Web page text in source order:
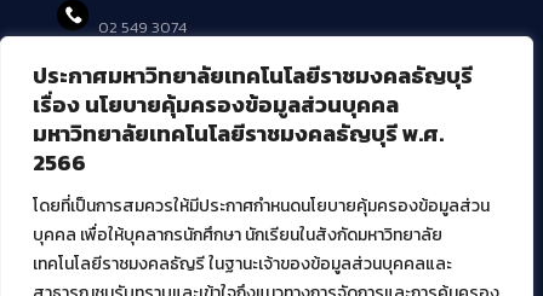
ประกาศมหาวิทยาลัยเทคโนโลยีราชมงคลธัญบุรี
เรื่อง นโยบายคุ้มครองข้อมูลส่วนบุคคล
มหาวิทยาลัยเทคโนโลยีราชมงคลธัญบุรี พ.ศ.
2566
โดยที่เป็นการสมควรให้มีประกาศกำหนดนโยบายคุ้มครองข้อมูลส่วน
บุคคล เพื่อให้บุคลากรนักศึกษา นักเรียนในสังกัดมหาวิทยาลัย
เทคโนโลยีราชมงคลธัญรี ในฐานะเจ้าของข้อมูลส่วนบุคคลและ
02 549 3074
บริการอื่นๆ ของ สวส.
ศูนย์สื่อดิจิทัล
ศูนย์นวัตกรรมและความรู้
สมัยใหม่ (MoSeC)